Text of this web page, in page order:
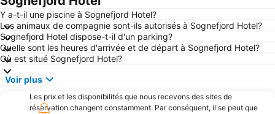
Y a-t-il une piscine à Sognefjord Hotel?
Les animaux de compagnie sont-ils autorisés à Sognefjord Hotel?
Sognefjord Hotel dispose-t-il d'un parking?
Quelle sont les heures d'arrivée et de départ à Sognefjord Hotel?
Où est situé Sognefjord Hotel?
Voir plus
Les prix et les disponibilités que nous recevons des sites de
réservation changent constamment. Par conséquent, il se peut que